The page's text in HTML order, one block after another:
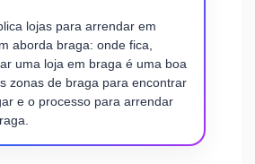
lojas para arrendar em
aborda braga: onde fica,
uma loja em braga é uma boa
zonas de braga para encontrar
e o processo para arrendar